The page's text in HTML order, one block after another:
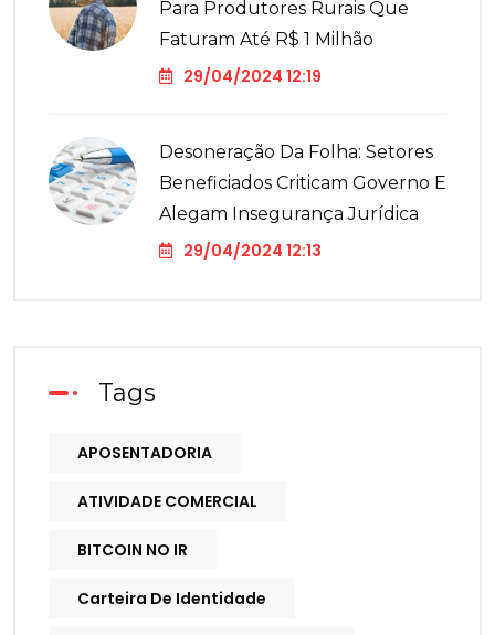
Para Produtores Rurais Que
Faturam Até R$ 1 Milhão
29/04/2024 12:19
Desoneração Da Folha: Setores
Beneficiados Criticam Governo E
Alegam Insegurança Jurídica
29/04/2024 12:13
Tags
APOSENTADORIA
ATIVIDADE COMERCIAL
BITCOIN NO IR
Carteira De Identidade